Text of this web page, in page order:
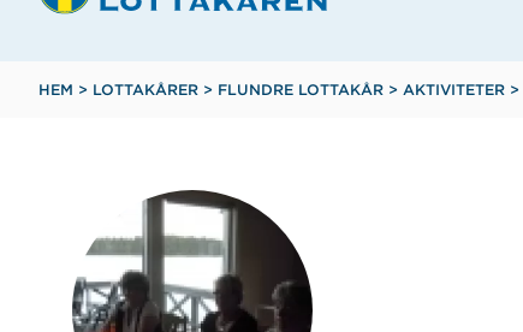
Länkstig
HEM > LOTTAKÅRER > FLUNDRE LOTTAKÅR > AKTIVITETER >